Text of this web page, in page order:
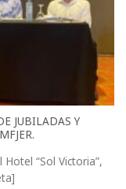
JUBILADAS Y
“Sol Victoria”,